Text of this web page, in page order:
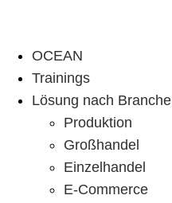
OCEAN
Trainings
Lösung nach Branche
Produktion
Großhandel
Einzelhandel
E-Commerce